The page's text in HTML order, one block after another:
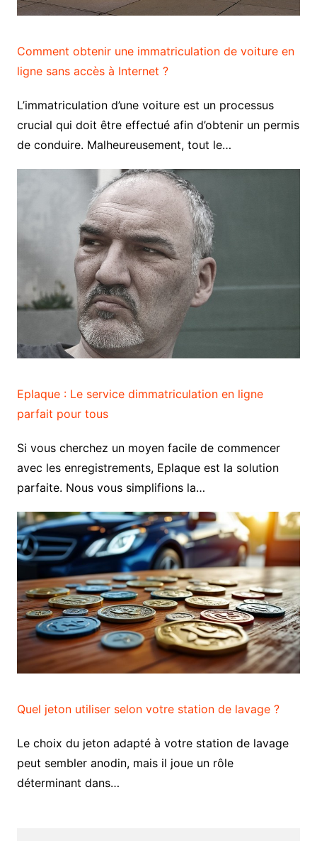
Comment obtenir une immatriculation de voiture en
ligne sans accès à Internet ?
L’immatriculation d’une voiture est un processus
crucial qui doit être effectué afin d’obtenir un permis
de conduire. Malheureusement, tout le…
Eplaque : Le service dimmatriculation en ligne
parfait pour tous
Si vous cherchez un moyen facile de commencer
avec les enregistrements, Eplaque est la solution
parfaite. Nous vous simplifions la…
Quel jeton utiliser selon votre station de lavage ?
Le choix du jeton adapté à votre station de lavage
peut sembler anodin, mais il joue un rôle
déterminant dans…